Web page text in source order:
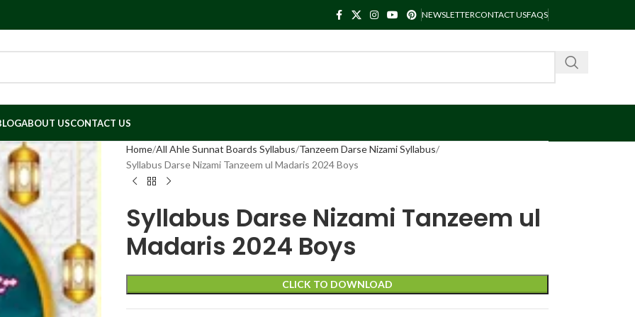
NEWSLETTERCONTACT USFAQS
ABOUT USCONTACT US
Home All Ahle Sunnat Boards Syllabus Tanzeem Darse Nizami Syllabus
Syllabus Darse Nizami Tanzeem ul Madaris 2024 Boys
Syllabus Darse Nizami Tanzeem ul
Madaris 2024 Boys
CLICK TO DOWNLOAD